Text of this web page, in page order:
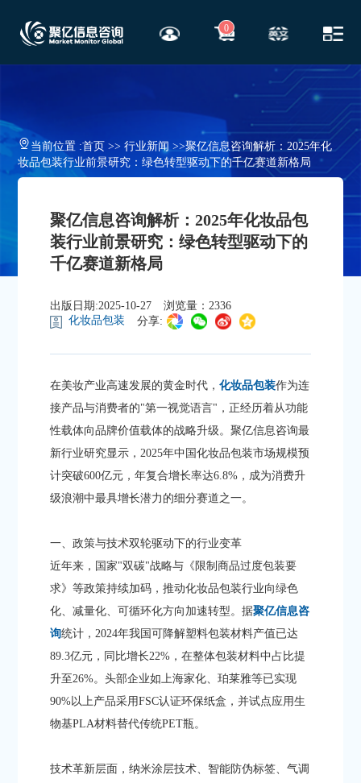
0
当前位置 :首页>> 行业新闻 >>聚亿信息咨询解析：2025年化
妆品包装行业前景研究：绿色转型驱动下的千亿赛道新格局
聚亿信息咨询解析：2025年化妆品包
装行业前景研究：绿色转型驱动下的
千亿赛道新格局
出版日期:2025-10-27
浏览量：2336
化妆品包装
分享:
在美妆产业高速发展的黄金时代，化妆品包装作为连
接产品与消费者的"第一视觉语言"，正经历着从功能
性载体向品牌价值载体的战略升级。聚亿信息咨询最
新行业研究显示，2025年中国化妆品包装市场规模预
计突破600亿元，年复合增长率达6.8%，成为消费升
级浪潮中最具增长潜力的细分赛道之一。
一、政策与技术双轮驱动下的行业变革
近年来，国家"双碳"战略与《限制商品过度包装要
求》等政策持续加码，推动化妆品包装行业向绿色
化、减量化、可循环化方向加速转型。据聚亿信息咨
询统计，2024年我国可降解塑料包装材料产值已达
89.3亿元，同比增长22%，在整体包装材料中占比提
升至26%。头部企业如上海家化、珀莱雅等已实现
90%以上产品采用FSC认证环保纸盒，并试点应用生
物基PLA材料替代传统PET瓶。
技术革新层面，纳米涂层技术、智能防伪标签、气调